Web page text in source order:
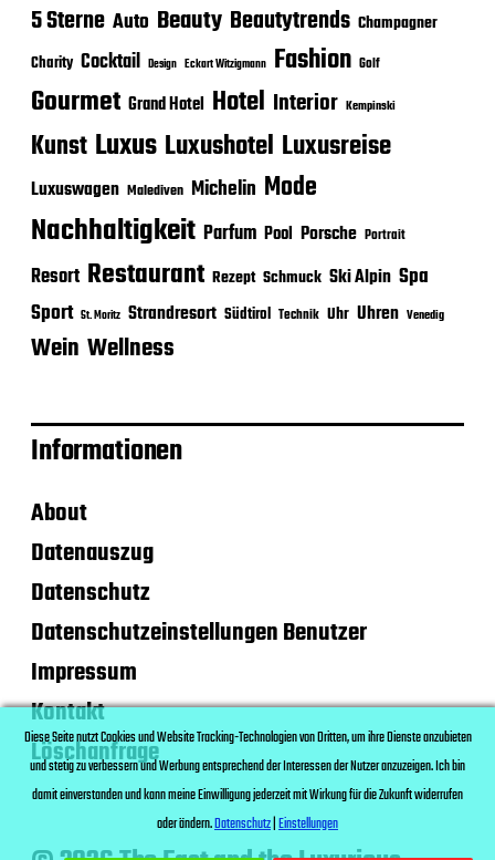
5 Sterne Auto Beauty Beautytrends Champagner
Charity Cocktail Design Eckart Witzigmann Fashion Golf
Gourmet Grand Hotel Hotel Interior Kempinski
Kunst Luxus Luxushotel Luxusreise
Luxuswagen Malediven Michelin Mode
Nachhaltigkeit Parfum Pool Porsche Portrait
Resort Restaurant Rezept Schmuck Ski Alpin Spa
Sport St. Moritz Strandresort Südtirol Technik Uhr Uhren Venedig
Wein Wellness
Informationen
About
Datenauszug
Datenschutz
Datenschutzeinstellungen Benutzer
Impressum
Kontakt
Löschanfrage
Diese Seite nutzt Cookies und Website Tracking-Technologien von Dritten, um ihre Dienste anzubieten
und stetig zu verbessern und Werbung entsprechend der Interessen der Nutzer anzuzeigen. Ich bin
damit einverstanden und kann meine Einwilligung jederzeit mit Wirkung für die Zukunft widerrufen
oder ändern.Datenschutz|Einstellungen